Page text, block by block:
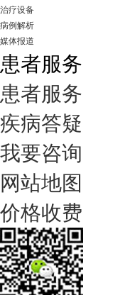
治疗设备
病例解析
媒体报道
患者服务
患者服务
疾病答疑
我要咨询
网站地图
价格收费